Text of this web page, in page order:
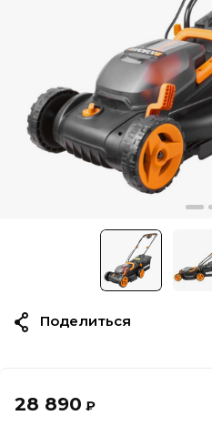
28 890 ₽
Поделиться